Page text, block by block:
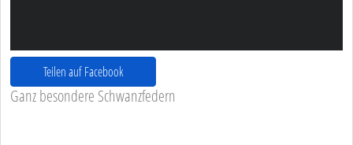
Teilen auf Facebook
Ganz besondere Schwanzfedern